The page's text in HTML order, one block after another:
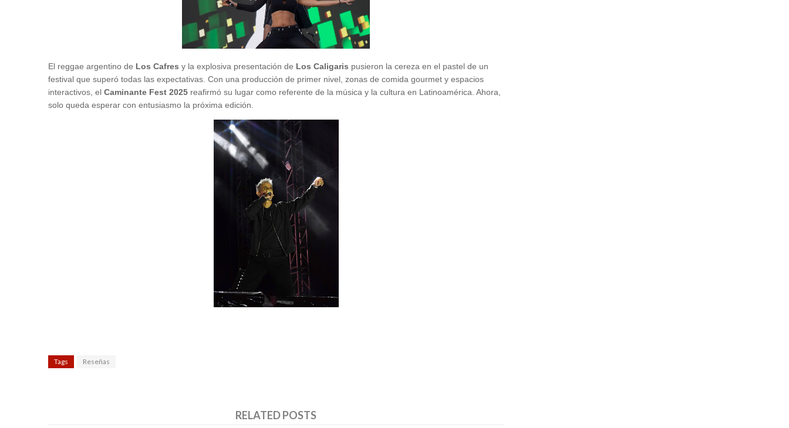
El reggae argentino de Los Cafres y la explosiva presentación de Los Caligaris pusieron la cereza en el pastel de un
festival que superó todas las expectativas. Con una producción de primer nivel, zonas de comida gourmet y espacios
interactivos, el Caminante Fest 2025 reafirmó su lugar como referente de la música y la cultura en Latinoamérica. Ahora,
solo queda esperar con entusiasmo la próxima edición.
Tags Reseñas
RELATED POSTS